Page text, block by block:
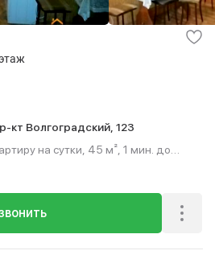
кт Волгоградский, 123
на сутки, 45 м², 1 мин. до